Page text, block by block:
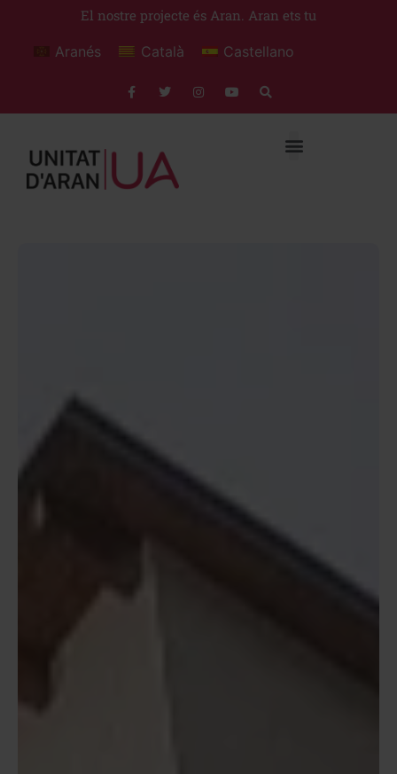
El nostre projecte és Aran. Aran ets tu
Aranés Català Castellano